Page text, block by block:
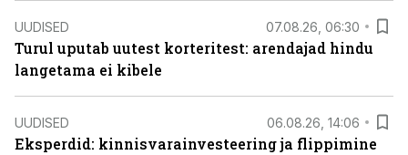
UUDISED 07.08.26, 06:30
Turul uputab uutest korteritest: arendajad hindu
langetama ei kibele
UUDISED 06.08.26, 14:06
Eksperdid: kinnisvarainvesteering ja flippimine